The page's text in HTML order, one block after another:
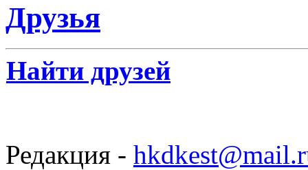
Друзья
Найти друзей
Редакция -